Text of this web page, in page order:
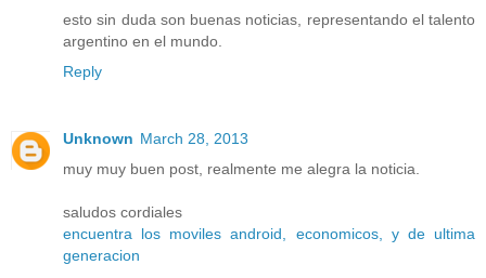
esto sin duda son buenas noticias, representando el talento
argentino en el mundo.
Reply
Unknown March 28, 2013
muy muy buen post, realmente me alegra la noticia.
saludos cordiales
encuentra los moviles android, economicos, y de ultima
generacion